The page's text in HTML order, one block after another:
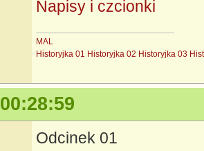
Napisy i czcionki
MAL
Historyjka 01 Historyjka 02 Historyjka 03
Odcinek 01